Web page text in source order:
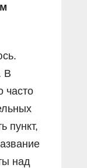
В
часто
пункт,
над